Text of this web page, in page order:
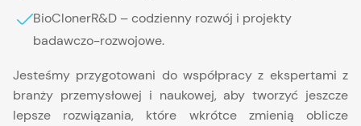
BioClonerR&D – codzienny rozwój i projekty
badawczo-rozwojowe.
Jesteśmy przygotowani do współpracy z ekspertami z
branży przemysłowej i naukowej, aby tworzyć jeszcze
lepsze rozwiązania, które wkrótce zmienią oblicze